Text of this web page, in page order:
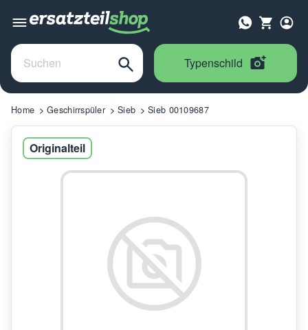
Typenschild
Home Geschirrspüler Sieb Sieb 00109687
Originalteil